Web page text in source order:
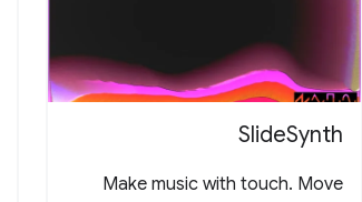
SlideSynth
Make music with touch. Move